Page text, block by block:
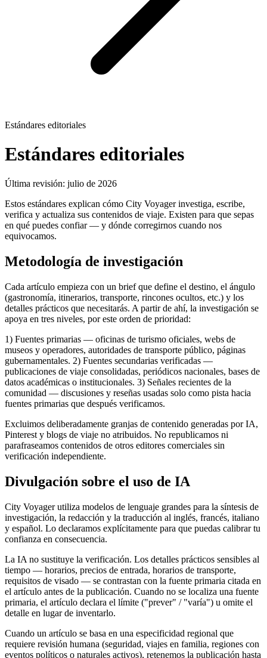
Estándares editoriales
Estándares editoriales
Última revisión: julio de 2026
Estos estándares explican cómo City Voyager investiga, escribe,
verifica y actualiza sus contenidos de viaje. Existen para que sepas
en qué puedes confiar — y dónde corregirnos cuando nos
equivocamos.
Metodología de investigación
Cada artículo empieza con un brief que define el destino, el ángulo
(gastronomía, itinerarios, transporte, rincones ocultos, etc.) y los
detalles prácticos que necesitarás. A partir de ahí, la investigación se
apoya en tres niveles, por este orden de prioridad:
1) Fuentes primarias — oficinas de turismo oficiales, webs de
museos y operadores, autoridades de transporte público, páginas
gubernamentales. 2) Fuentes secundarias verificadas —
publicaciones de viaje consolidadas, periódicos nacionales, bases de
datos académicas o institucionales. 3) Señales recientes de la
comunidad — discusiones y reseñas usadas solo como pista hacia
fuentes primarias que después verificamos.
Excluimos deliberadamente granjas de contenido generadas por IA,
Pinterest y blogs de viaje no atribuidos. No republicamos ni
parafraseamos contenidos de otros editores comerciales sin
verificación independiente.
Divulgación sobre el uso de IA
City Voyager utiliza modelos de lenguaje grandes para la síntesis de
investigación, la redacción y la traducción al inglés, francés, italiano
y español. Lo declaramos explícitamente para que puedas calibrar tu
confianza en consecuencia.
La IA no sustituye la verificación. Los detalles prácticos sensibles al
tiempo — horarios, precios de entrada, horarios de transporte,
requisitos de visado — se contrastan con la fuente primaria citada en
el artículo antes de la publicación. Cuando no se localiza una fuente
primaria, el artículo declara el límite ("prever" / "varía") u omite el
detalle en lugar de inventarlo.
Cuando un artículo se basa en una especificidad regional que
requiere revisión humana (seguridad, viajes en familia, regiones con
eventos políticos o naturales activos), retenemos la publicación hasta